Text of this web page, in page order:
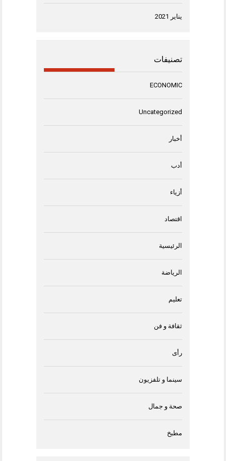
يناير 2021
تصنيفات
ECONOMIC
Uncategorized
أخبار
أدب
أزياء
اقتصاد
الرئيسية
الرياضة
تعليم
ثقافة و فن
رأى
سينما و تلفزيون
صحة و جمال
مطبخ